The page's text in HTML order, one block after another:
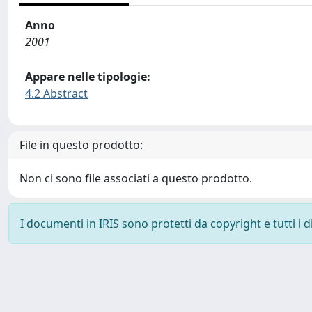
Anno
2001
Appare nelle tipologie:
4.2 Abstract
File in questo prodotto:
Non ci sono file associati a questo prodotto.
I documenti in IRIS sono protetti da copyright e tutti i